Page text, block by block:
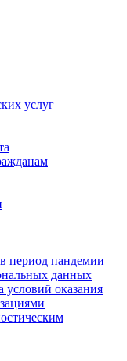
услуг
период пандемии
данных
условий оказания